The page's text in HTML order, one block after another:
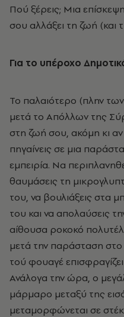
Πού ξέρεις; Μια
σου αλλάξει τη ζωή (και
Για το υπέροχο
Το παλαιότερο (πλην
μετά το Απόλλων της
στη ζωή σου, ακόμη κι
πηγαίνεις σε μια
εμπειρία. Να
θαυμάσεις τη
του, να βουλιάξεις στα
του και να απολαύσεις
αίθουσα ροκοκό
μετά την παράσταση στο
τού φουαγέ
Ανάλογα την ώρα, ο
μάρμαρο μεταξύ της
μεταμορφώνεται σε